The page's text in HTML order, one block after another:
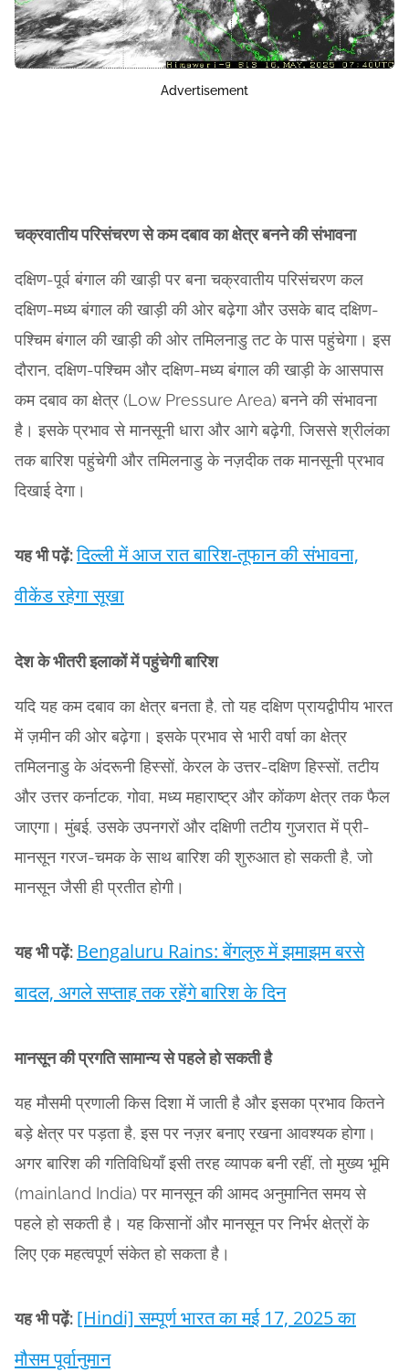
Advertisement
चक्रवातीय परिसंचरण से कम दबाव का क्षेत्र बनने की संभावना
दक्षिण-पूर्व बंगाल की खाड़ी पर बना चक्रवातीय परिसंचरण कल
दक्षिण-मध्य बंगाल की खाड़ी की ओर बढ़ेगा और उसके बाद दक्षिण-
पश्चिम बंगाल की खाड़ी की ओर तमिलनाडु तट के पास पहुंचेगा। इस
दौरान, दक्षिण-पश्चिम और दक्षिण-मध्य बंगाल की खाड़ी के आसपास
कम दबाव का क्षेत्र (Low Pressure Area) बनने की संभावना
है। इसके प्रभाव से मानसूनी धारा और आगे बढ़ेगी, जिससे श्रीलंका
तक बारिश पहुंचेगी और तमिलनाडु के नज़दीक तक मानसूनी प्रभाव
दिखाई देगा।
यह भी पढ़ें:दिल्ली में आज रात बारिश-तूफान की संभावना,
वीकेंड रहेगा सूखा
देश के भीतरी इलाकों में पहुंचेगी बारिश
यदि यह कम दबाव का क्षेत्र बनता है, तो यह दक्षिण प्रायद्वीपीय भारत
में ज़मीन की ओर बढ़ेगा। इसके प्रभाव से भारी वर्षा का क्षेत्र
तमिलनाडु के अंदरूनी हिस्सों, केरल के उत्तर-दक्षिण हिस्सों, तटीय
और उत्तर कर्नाटक, गोवा, मध्य महाराष्ट्र और कोंकण क्षेत्र तक फैल
जाएगा। मुंबई, उसके उपनगरों और दक्षिणी तटीय गुजरात में प्री-
मानसून गरज-चमक के साथ बारिश की शुरुआत हो सकती है, जो
मानसून जैसी ही प्रतीत होगी।
यह भी पढ़ें: Bengaluru Rains: बेंगलुरु में झमाझम बरसे
बादल, अगले सप्ताह तक रहेंगे बारिश के दिन
मानसून की प्रगति सामान्य से पहले हो सकती है
यह मौसमी प्रणाली किस दिशा में जाती है और इसका प्रभाव कितने
बड़े क्षेत्र पर पड़ता है, इस पर नज़र बनाए रखना आवश्यक होगा।
अगर बारिश की गतिविधियाँ इसी तरह व्यापक बनी रहीं, तो मुख्य भूमि
(mainland India) पर मानसून की आमद अनुमानित समय से
पहले हो सकती है। यह किसानों और मानसून पर निर्भर क्षेत्रों के
लिए एक महत्वपूर्ण संकेत हो सकता है।
यह भी पढ़ें: [Hindi] सम्पूर्ण भारत का मई 17, 2025 का
मौसम पूर्वानुमान